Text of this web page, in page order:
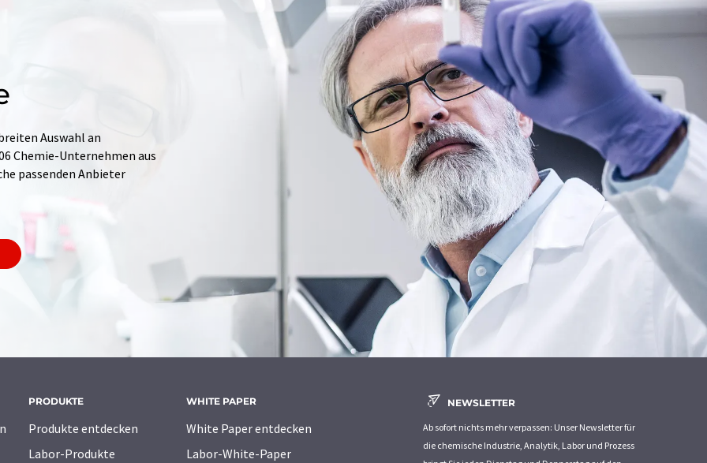
Auswahl an
Chemie-Unternehmen aus
passenden Anbieter
PRODUKTE
Produkte entdecken
Labor-Produkte
WHITE PAPER
White Paper entdecken
Labor-White-Paper
NEWSLETTER
Ab sofort nichts mehr verpassen: Unser Newsletter für
die chemische Industrie, Analytik, Labor und Prozess